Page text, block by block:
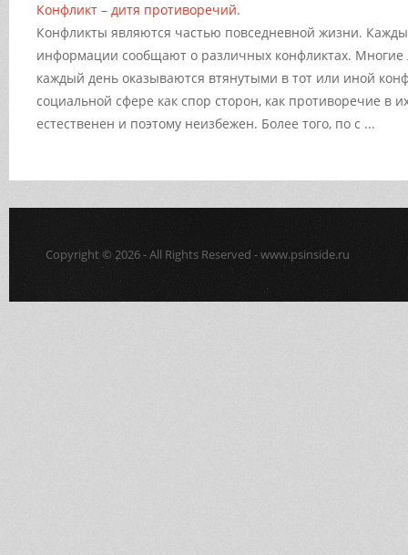
Конфликт – дитя противоречий.
Конфликты являются частью повседневной жизни.
информации сообщают о различных конфликтах. Многие
каждый день оказываются втянутыми в тот или иной
социальной сфере как спор сторон, как противоречие в
естественен и поэтому неизбежен. Более того, по с ...
Copyright © 2026 - All Rights Reserved - www.psinside.ru